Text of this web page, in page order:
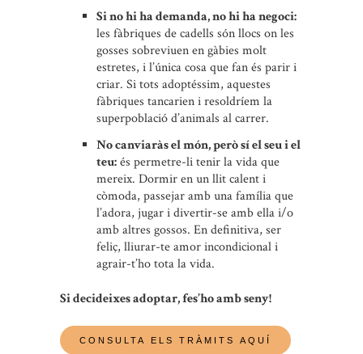
Si no hi ha demanda, no hi ha negoci:
les fàbriques de cadells són llocs on les
gosses sobreviuen en gàbies molt
estretes, i l’única cosa que fan és parir i
criar. Si tots adoptéssim, aquestes
fàbriques tancarien i resoldríem la
superpoblació d’animals al carrer.
No canviaràs el món, però sí el seu i el
teu:és permetre-li tenir la vida que
mereix. Dormir en un llit calent i
còmoda, passejar amb una família que
l’adora, jugar i divertir-se amb ella i/o
amb altres gossos. En definitiva, ser
feliç, lliurar-te amor incondicional i
agrair-t’ho tota la vida.
Si decideixes adoptar, fes’ho amb seny!